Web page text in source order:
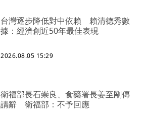
台灣逐步降低對中依賴 賴清德秀數
據：經濟創近50年最佳表現
2026.08.05 15:29
衛福部長石崇良、食藥署長姜至剛傳
請辭 衛福部：不予回應